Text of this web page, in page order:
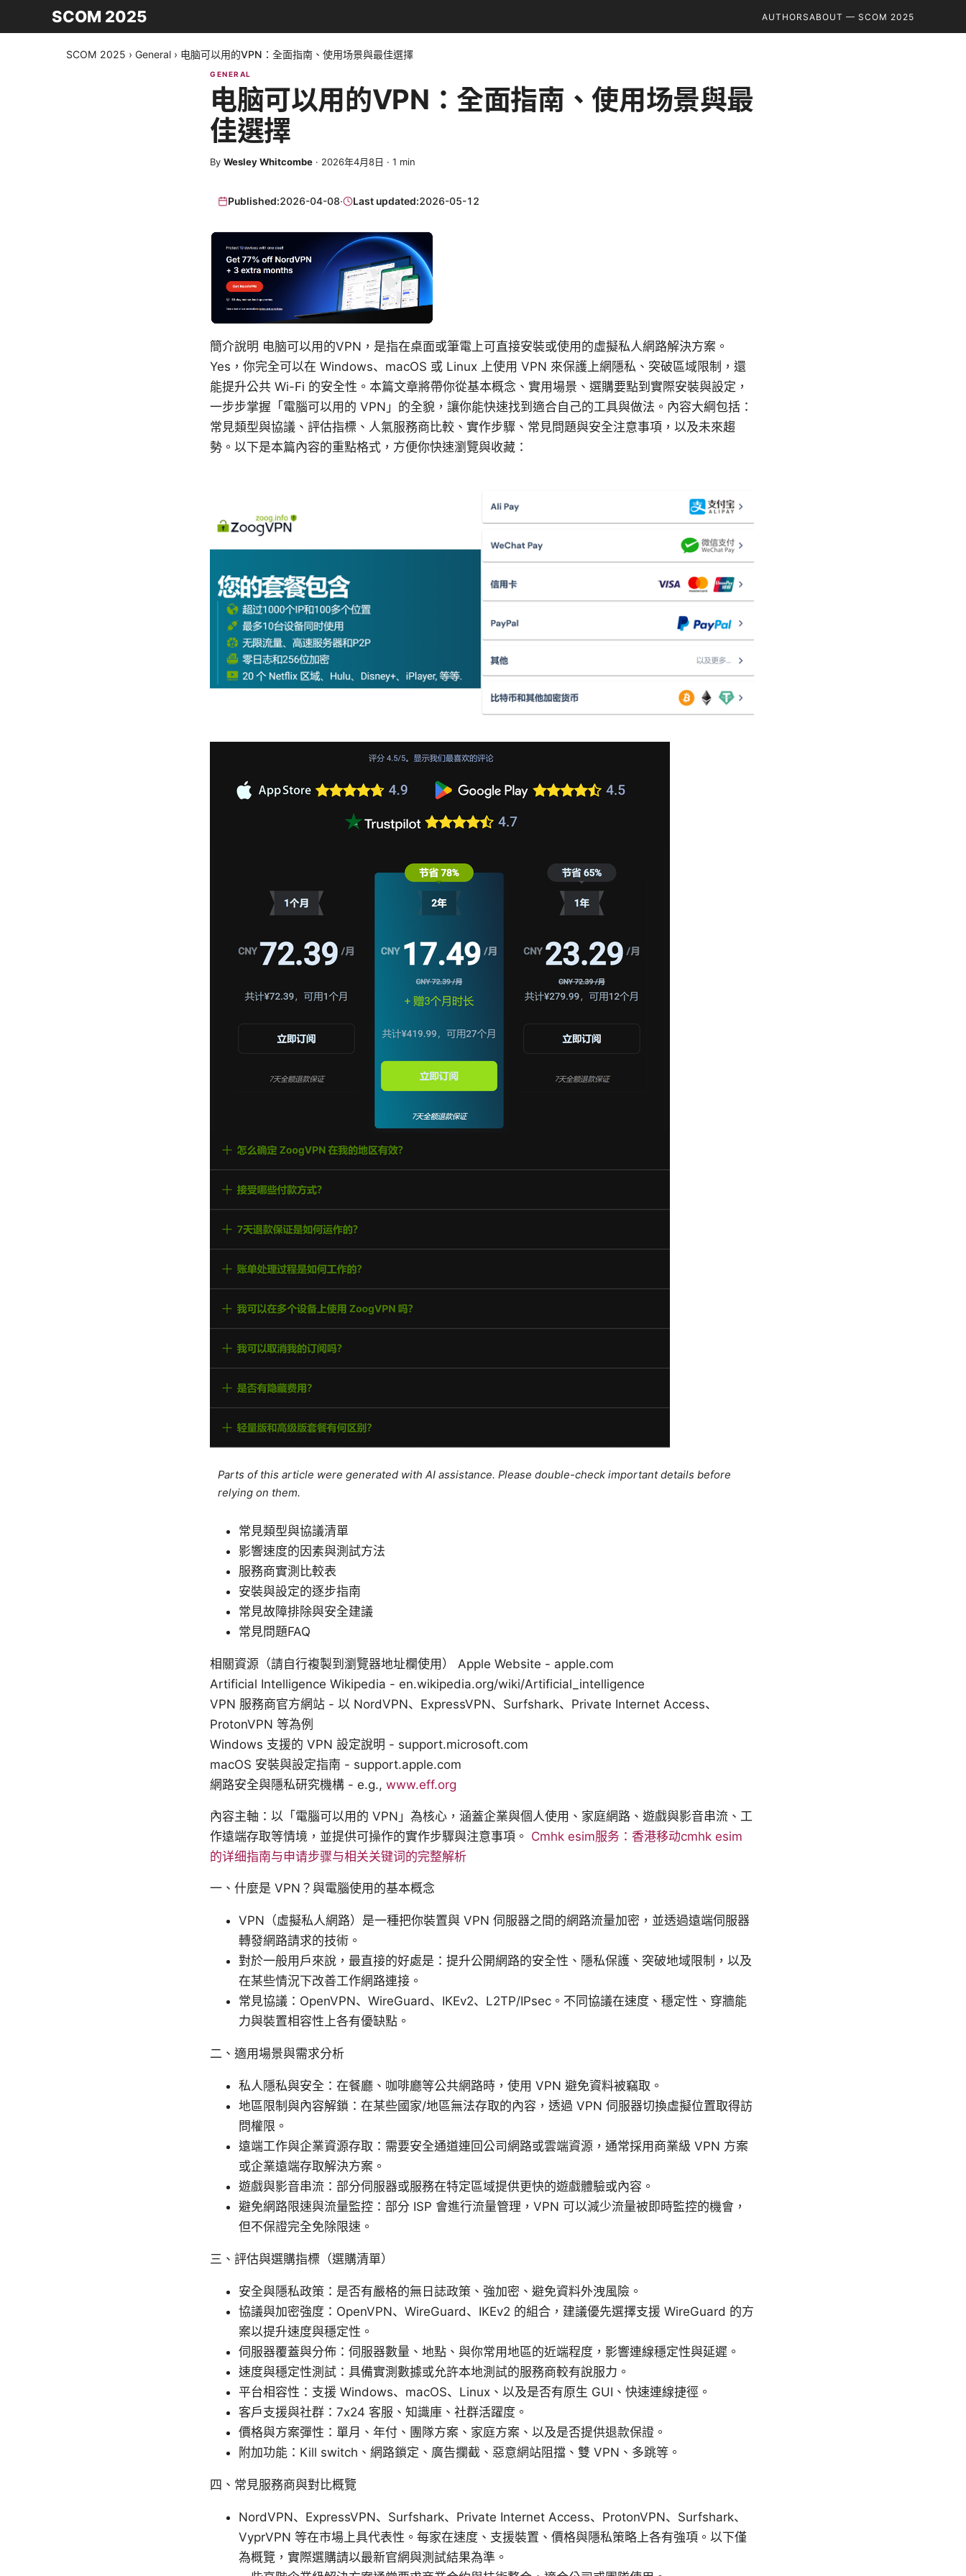
SCOM 2025 AUTHORSABOUT — SCOM 2025
SCOM 2025 › General › 电脑可以用的VPN：全面指南、使用场景與最佳選擇
GENERAL
电脑可以用的VPN：全面指南、使用场景與最
佳選擇
By Wesley Whitcombe · 2026年4月8日 · 1 min
Published:2026-04-08· Last updated:2026-05-12
簡介說明 电脑可以用的VPN，是指在桌面或筆電上可直接安裝或使用的虛擬私人網路解決方案。
Yes，你完全可以在 Windows、macOS 或 Linux 上使用 VPN 來保護上網隱私、突破區域限制，還
能提升公共 Wi-Fi 的安全性。本篇文章將帶你從基本概念、實用場景、選購要點到實際安裝與設定，
一步步掌握「電腦可以用的 VPN」的全貌，讓你能快速找到適合自己的工具與做法。內容大綱包括：
常見類型與協議、評估指標、人氣服務商比較、實作步驟、常見問題與安全注意事項，以及未來趨
勢。以下是本篇內容的重點格式，方便你快速瀏覽與收藏：
Parts of this article were generated with AI assistance. Please double-check important details before
relying on them.
常見類型與協議清單
影響速度的因素與測試方法
服務商實測比較表
安裝與設定的逐步指南
常見故障排除與安全建議
常見問題FAQ
相關資源（請自行複製到瀏覽器地址欄使用） Apple Website - apple.com
Artificial Intelligence Wikipedia - en.wikipedia.org/wiki/Artificial_intelligence
VPN 服務商官方網站 - 以 NordVPN、ExpressVPN、Surfshark、Private Internet Access、
ProtonVPN 等為例
Windows 支援的 VPN 設定說明 - support.microsoft.com
macOS 安裝與設定指南 - support.apple.com
網路安全與隱私研究機構 - e.g., www.eff.org
內容主軸：以「電腦可以用的 VPN」為核心，涵蓋企業與個人使用、家庭網路、遊戲與影音串流、工
作遠端存取等情境，並提供可操作的實作步驟與注意事項。 Cmhk esim服务：香港移动cmhk esim
的详细指南与申请步骤与相关关键词的完整解析
一、什麼是 VPN？與電腦使用的基本概念
VPN（虛擬私人網路）是一種把你裝置與 VPN 伺服器之間的網路流量加密，並透過遠端伺服器
轉發網路請求的技術。
對於一般用戶來說，最直接的好處是：提升公開網路的安全性、隱私保護、突破地域限制，以及
在某些情況下改善工作網路連接。
常見協議：OpenVPN、WireGuard、IKEv2、L2TP/IPsec。不同協議在速度、穩定性、穿牆能
力與裝置相容性上各有優缺點。
二、適用場景與需求分析
私人隱私與安全：在餐廳、咖啡廳等公共網路時，使用 VPN 避免資料被竊取。
地區限制與內容解鎖：在某些國家/地區無法存取的內容，透過 VPN 伺服器切換虛擬位置取得訪
問權限。
遠端工作與企業資源存取：需要安全通道連回公司網路或雲端資源，通常採用商業級 VPN 方案
或企業遠端存取解決方案。
遊戲與影音串流：部分伺服器或服務在特定區域提供更快的遊戲體驗或內容。
避免網路限速與流量監控：部分 ISP 會進行流量管理，VPN 可以減少流量被即時監控的機會，
但不保證完全免除限速。
三、評估與選購指標（選購清單）
安全與隱私政策：是否有嚴格的無日誌政策、強加密、避免資料外洩風險。
協議與加密強度：OpenVPN、WireGuard、IKEv2 的組合，建議優先選擇支援 WireGuard 的方
案以提升速度與穩定性。
伺服器覆蓋與分佈：伺服器數量、地點、與你常用地區的近端程度，影響連線穩定性與延遲。
速度與穩定性測試：具備實測數據或允許本地測試的服務商較有說服力。
平台相容性：支援 Windows、macOS、Linux、以及是否有原生 GUI、快速連線捷徑。
客戶支援與社群：7x24 客服、知識庫、社群活躍度。
價格與方案彈性：單月、年付、團隊方案、家庭方案、以及是否提供退款保證。
附加功能：Kill switch、網路鎖定、廣告攔截、惡意網站阻擋、雙 VPN、多跳等。
四、常見服務商與對比概覽
NordVPN、ExpressVPN、Surfshark、Private Internet Access、ProtonVPN、Surfshark、
VyprVPN 等在市場上具代表性。每家在速度、支援裝置、價格與隱私策略上各有強項。以下僅
為概覽，實際選購請以最新官網與測試結果為準。